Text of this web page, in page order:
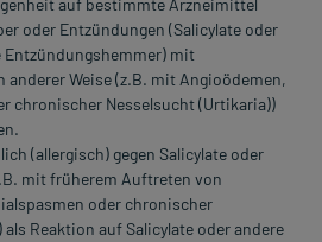
auf bestimmte Arzneimittel
oder Entzündungen (Salicylate oder
mit
anderer Weise (z.B. mit Angioödemen,
chronischer Nesselsucht (Urtikaria))
(allergisch) gegen Salicylate oder
mit früherem Auftreten von
oder chronischer
Reaktion auf Salicylate oder andere